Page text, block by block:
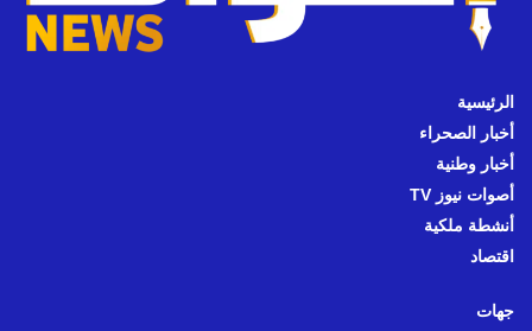
الرئيسية
أخبار الصحراء
أخبار وطنية
أصوات نيوز TV
أنشطة ملكية
اقتصاد
جهات